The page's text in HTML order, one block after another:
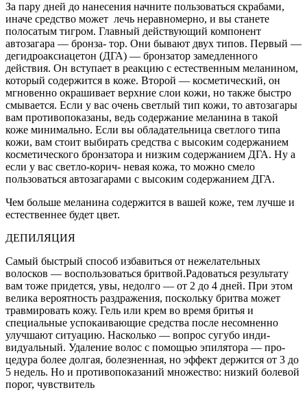
За пару дней до нанесения начните пользоваться скра­бами,
иначе средство может лечь неравномерно, и вы станете
полосатым тигром. Главный действующий ком­понент
автозагара — бронза- тор. Они бывают двух типов. Первый —
дегидроаксиацетон (ДГА) — бронзатор замедлен­ного
действия. Он вступает в реакцию с естественным ме­ланином,
который содержит­ся в коже. Второй — космети­ческий, он
мгновенно окра­шивает верхние слои кожи, но также быстро
смывается. Если у вас очень светлый тип кожи, то автозагары
вам про­тивопоказаны, ведь содержа­ние меланина в такой
коже минимально. Если вы облада­тельница светлого типа
кожи, вам стоит выбирать сред­ства с высоким содержанием
косметического бронзатора и низким содержанием ДГА. Ну а
если у вас светло-корич- невая кожа, то можно смело
пользоваться автозагарами с высоким содержанием ДГА.
Чем больше меланина содер­жится в вашей коже, тем луч­ше и
естественнее будет цвет.
ДЕПИЛЯЦИЯ
Самый быстрый способ из­бавиться от нежелательных
волосков — воспользовать­ся бритвой.Радоваться ре­зультату
вам тоже придется, увы, недолго — от 2 до 4 дней. При этом
велика вероятность раздражения, поскольку брит­ва может
травмировать кожу. Гель или крем во время бритья и
специальные успокаиваю­щие средства после несомнен­но
улучшают ситуацию. На­сколько — вопрос сугубо инди­
видуальный. Удаление волос с помощью эпилятора — про­
цедура более долгая, болез­ненная, но эффект держится от 3 до
5 недель. Но и противо­показаний множество: низкий болевой
порог, чувствитель­